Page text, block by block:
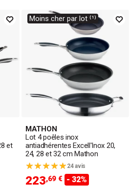
et
Moins cher par lot ⁽¹⁾
MATHON
Lot 4 poêles inox
antiadhérentes Excell'Inox 20,
24, 28 et 32 cm Mathon
24 avis
223,69 € - 32%